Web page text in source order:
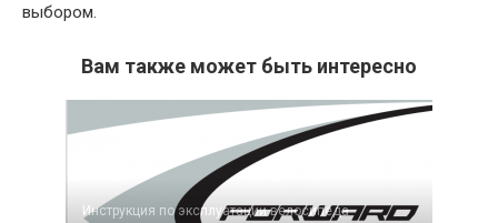
выбором.
Вам также может быть интересно
Инструкция по эксплуатации велосипеда